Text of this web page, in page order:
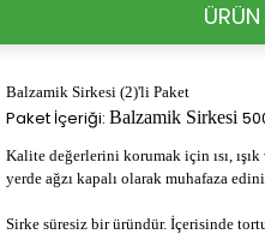
Balzamik Sirkesi (2)'li Paket
Paket İçeriği: Balzamik Sirkesi
Kalite değerlerini korumak için ısı,
yerde ağzı kapalı olarak muhafaza
Sirke süresiz bir üründür. İçerisinde